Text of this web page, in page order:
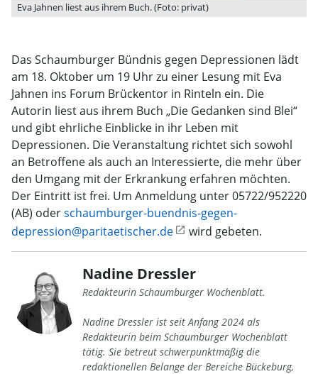
Eva Jahnen liest aus ihrem Buch. (Foto: privat)
Das Schaumburger Bündnis gegen Depressionen lädt
am 18. Oktober um 19 Uhr zu einer Lesung mit Eva
Jahnen ins Forum Brückentor in Rinteln ein. Die
Autorin liest aus ihrem Buch „Die Gedanken sind Blei“
und gibt ehrliche Einblicke in ihr Leben mit
Depressionen. Die Veranstaltung richtet sich sowohl
an Betroffene als auch an Interessierte, die mehr über
den Umgang mit der Erkrankung erfahren möchten.
Der Eintritt ist frei. Um Anmeldung unter 05722/952220
(AB) oderschaumburger-buendnis-gegen-
depression@paritaetischer.de
wird gebeten.
Nadine Dressler
Redakteurin Schaumburger Wochenblatt.
Nadine Dressler ist seit Anfang 2024 als
Redakteurin beim Schaumburger Wochenblatt
tätig. Sie betreut schwerpunktmäßig die
redaktionellen Belange der Bereiche Bückeburg,